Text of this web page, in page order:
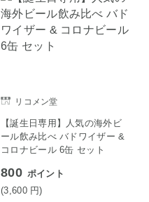
リコメン堂
【誕生日専用】人気の海外ビ
ール飲み比べ バドワイザー &
コロナビール 6缶 セット
800 ポイント
(3,600 円)